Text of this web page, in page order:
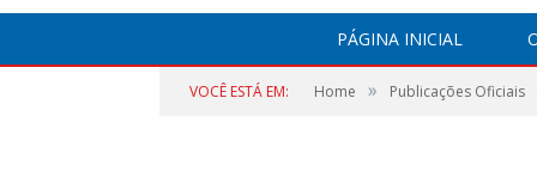
PÁGINA INICIAL
VOCÊ ESTÁ EM: Home » Publicações Oficiais